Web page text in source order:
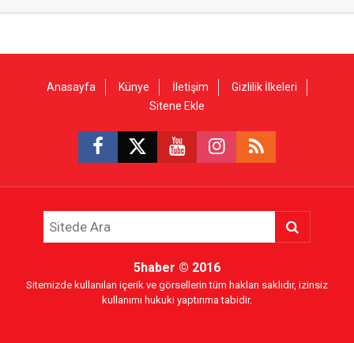
Anasayfa Künye İletişim
Gizlilik İlkeleri
Sitene Ekle
5haber © 2016
Sitemizde kullanılan içerik ve görsellerin tüm hakları saklıdır, izinsiz
kullanımı hukuki yaptırıma tabidir.